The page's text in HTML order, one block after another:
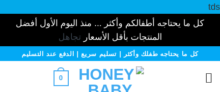
tds
كل ما يحتاجه أطفالكم وأكثر ... منذ اليوم الأول أفضل
المنتجات بأقل الأسعارتجاهل
تخطيكل ما يحتاجه طفلك وأكثر | تسليم سريع | الدفع عند التسليم
0